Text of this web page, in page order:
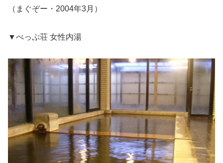
（まぐぞー・2004年3月）
▼べっぷ荘 女性内湯